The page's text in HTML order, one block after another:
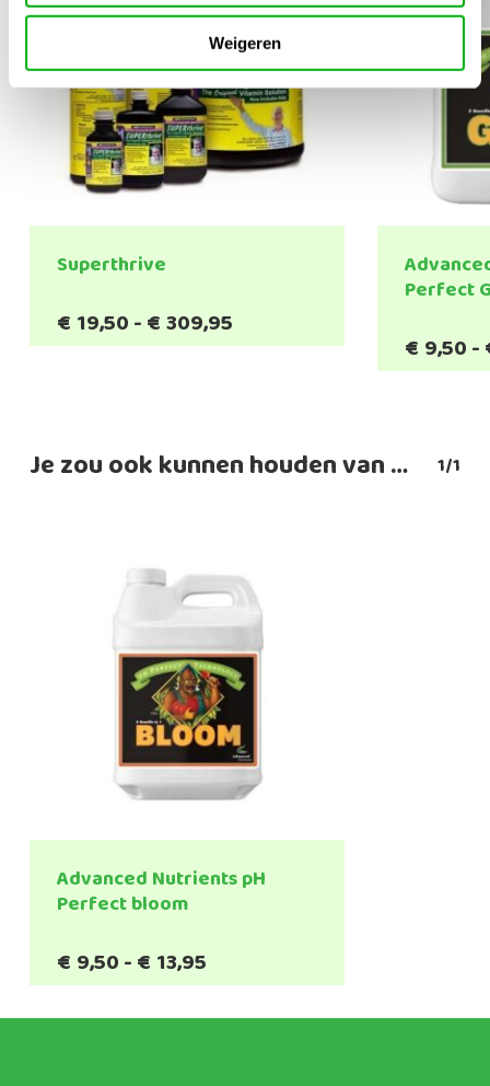
Weigeren
Superthrive
€ 19,50-€309,95Prijsklasse:
€19,50
Perfect
€ 9,50-
Je zou ook kunnen houden van … 1/1
Advanced Nutrients pH
Perfect bloom
€ 9,50-€ 13,95Prijsklasse:
€9,50
tot